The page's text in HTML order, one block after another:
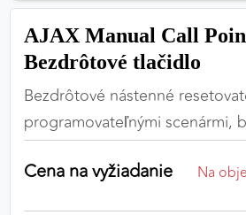
AJAX Manual Call
Bezdrôtové tlačidlo
Bezdrôtové nástenné
programovateľnými scenármi,
Cena na vyžiadanie Na
(vždy aktívne, nemožno
Tieto cookies sú potrebné na
webovej stránky a bez nich by
zabezpečiť jej plnú funkčnosť.
Nevyhnutné cookies
PREFERENČNÉ